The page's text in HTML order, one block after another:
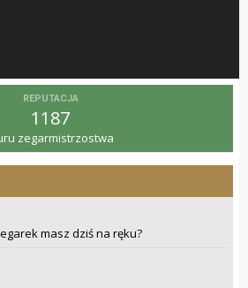
REPUTACJA
1187
zegarmistrzostwa
masz dziś na ręku?